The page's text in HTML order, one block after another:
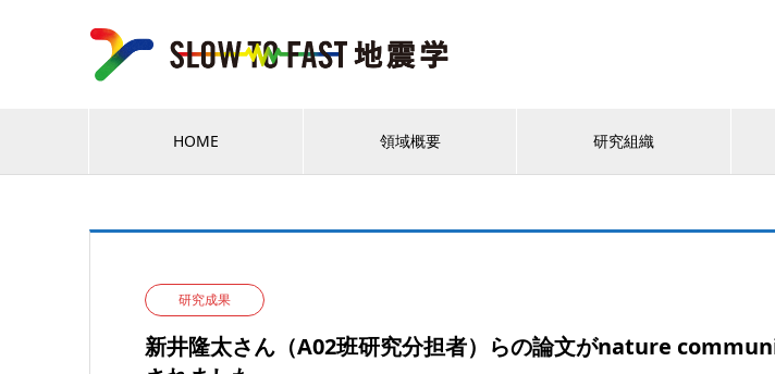
HOME 領域概要 研究組織
研究成果
新井隆太さん（A02班研究分担者）らの論文がnature